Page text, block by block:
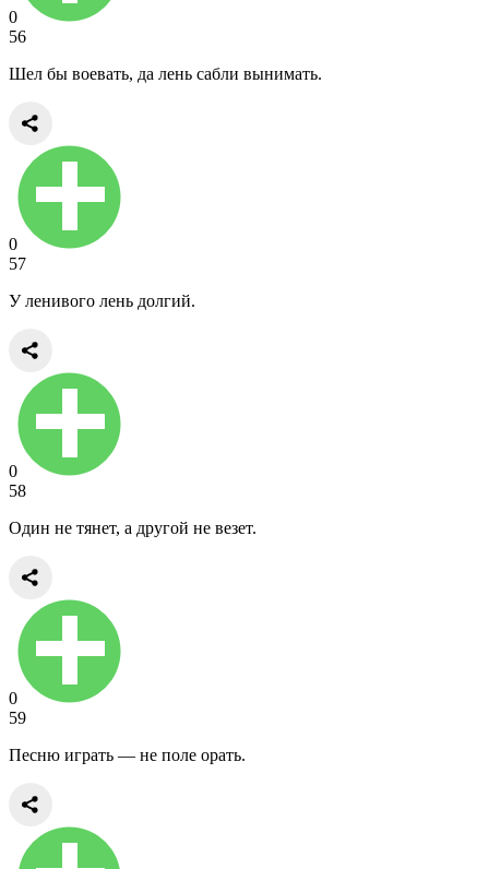
0
56
Шел бы воевать, да лень сабли вынимать.
0
57
У ленивого лень долгий.
0
58
Один не тянет, а другой не везет.
0
59
Песню играть — не поле орать.